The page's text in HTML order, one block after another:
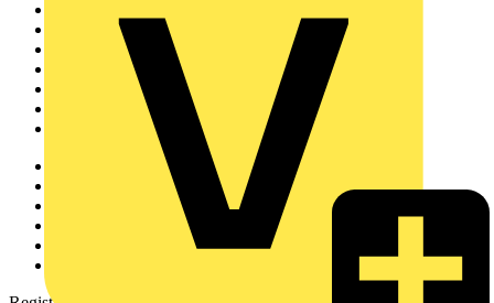
Produktsuche
Downloadbereich (PDFs)
Häufig gestellte Fragen